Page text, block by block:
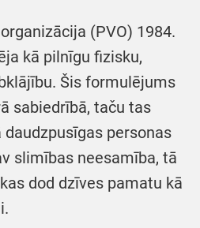
(PVO) 1984.
kā pilnīgu fizisku,
Šis formulējums
sabiedrībā, taču tas
personas
slimības neesamība, tā
dod dzīves pamatu kā